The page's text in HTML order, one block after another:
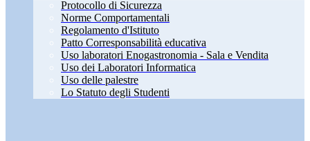
Protocollo di Sicurezza
Norme Comportamentali
Regolamento d'Istituto
Patto Corresponsabilità educativa
Uso laboratori Enogastronomia - Sala e Vendita
Uso dei Laboratori Informatica
Uso delle palestre
Lo Statuto degli Studenti